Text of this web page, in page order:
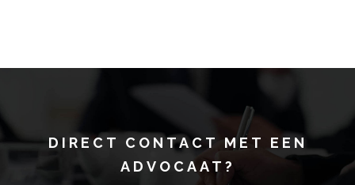
DIRECT CONTACT MET EEN
ADVOCAAT?